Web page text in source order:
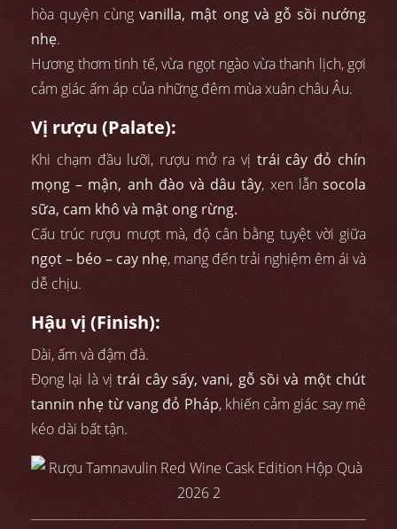
hòa quyện cùngvanilla, mật ong và gỗ sồi nướng
nhẹ.
Hương thơm tinh tế, vừa ngọt ngào vừa thanh lịch, gợi
cảm giác ấm áp của những đêm mùa xuân châu Âu.
Vị rượu (Palate):
Khi chạm đầu lưỡi, rượu mở ra vị trái cây đỏ chín
mọng – mận, anh đào và dâu tây, xen lẫnsocola
sữa, cam khô và mật ong rừng.
Cấu trúc rượu mượt mà, độ cân bằng tuyệt vời giữa
ngọt – béo – cay nhẹ, mang đến trải nghiệm êm ái và
dễ chịu.
Hậu vị (Finish):
Dài, ấm và đậm đà.
Đọng lại là vịtrái cây sấy, vani, gỗ sồi và một chút
tannin nhẹ từ vang đỏ Pháp, khiến cảm giác say mê
kéo dài bất tận.